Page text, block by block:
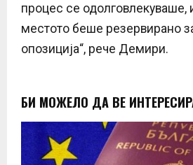
процес се одолговлекуваше,
местото беше резервирано
опозиција“, рече Демири.
БИ МОЖЕЛО ДА ВЕ